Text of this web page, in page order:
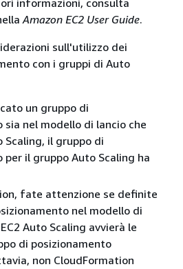
informazioni, consulta
Amazon EC2 User Guide.
sull'utilizzo dei
con i gruppi di Auto
un gruppo di
sia nel modello di lancio che
Scaling, il gruppo di
per il gruppo Auto Scaling ha
fate attenzione se definite
nel modello di
Auto Scaling avvierà le
di posizionamento
non CloudFormation